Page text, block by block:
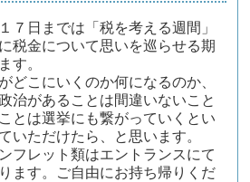
７日までは「税を考える週間」
税金について思いを巡らせる期
す。
どこにいくのか何になるのか、
治があることは間違いないこと
とは選挙にも繋がっていくとい
いただけたら、と思います。
フレット類はエントランスにて
ます。ご自由にお持ち帰りくだ